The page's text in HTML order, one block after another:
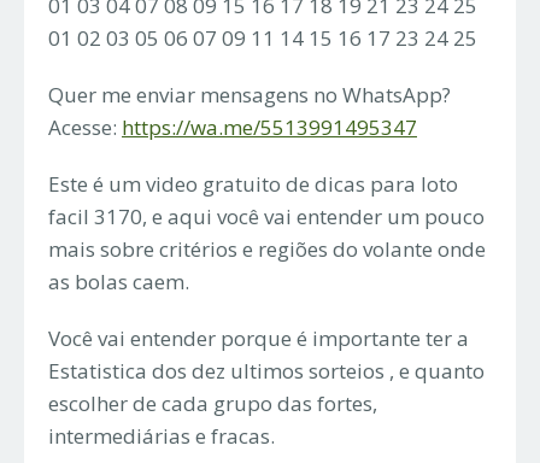
01 02 03 05 06 07 09 11 14 15 16 17 23 24 25
Quer me enviar mensagens no WhatsApp?
Acesse: https://wa.me/5513991495347
Este é um video gratuito de dicas para loto
facil 3170, e aqui você vai entender um pouco
mais sobre critérios e regiões do volante onde
as bolas caem.
Você vai entender porque é importante ter a
Estatistica dos dez ultimos sorteios , e quanto
escolher de cada grupo das fortes,
intermediárias e fracas.